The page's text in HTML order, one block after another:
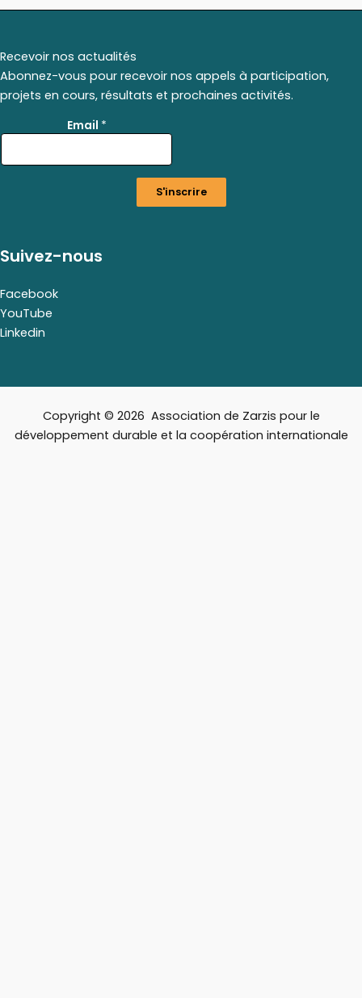
Recevoir nos actualités
Abonnez-vous pour recevoir nos appels à participation,
projets en cours, résultats et prochaines activités.
l
E
m
Email *
S'inscrire
Suivez-nous
Facebook
YouTube
Linkedin
Copyright © 2026 Association de Zarzis pour le
développement durable et la coopération internationale